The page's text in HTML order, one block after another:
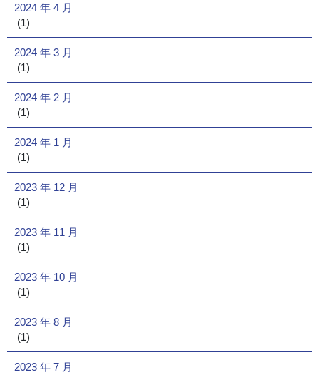
2024 年 4 月
(1)
2024 年 3 月
(1)
2024 年 2 月
(1)
2024 年 1 月
(1)
2023 年 12 月
(1)
2023 年 11 月
(1)
2023 年 10 月
(1)
2023 年 8 月
(1)
2023 年 7 月